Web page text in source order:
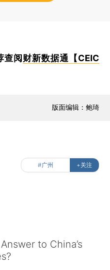
查阅财新数据通【CEIC
版面编辑：鲍琦
#广州 +关注
to China’s